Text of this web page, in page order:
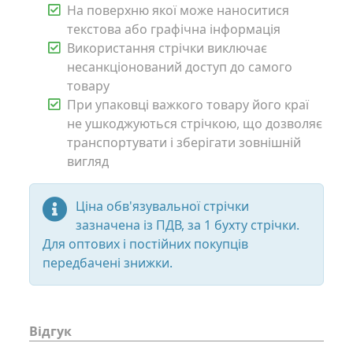
На поверхню якої може наноситися
текстова або графічна інформація
Використання стрічки виключає
несанкціонований доступ до самого
товару
При упаковці важкого товару його краї
не ушкоджуються стрічкою, що дозволяє
транспортувати і зберігати зовнішній
вигляд
Ціна обв'язувальної стрічки
зазначена із ПДВ, за 1 бухту стрічки.
Для оптових і постійних покупців
передбачені знижки.
Відгук